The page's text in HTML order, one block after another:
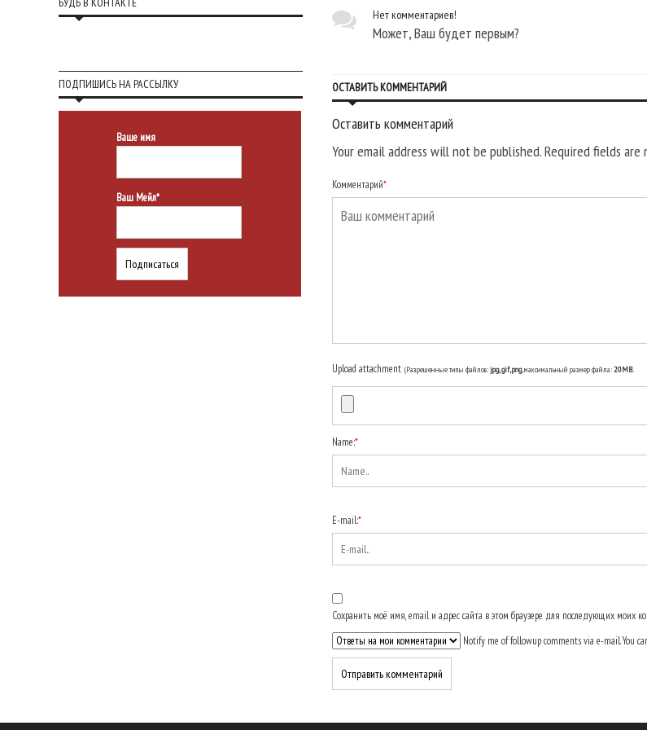
Нет комментариев!
Может, Ваш будет первым?
ОСТАВИТЬ КОММЕНТАРИЙ
Оставить комментарий
Your email address will not be published. Required fields are
Комментарий*
Upload attachment (Разрешенные типы файлов:jpg, gif, png, максимальный размер файла:20MB.
Name:*
E-mail:*
Сохранить моё имя, email и адрес сайта в этом браузере для последующих моих
Notify me of followup comments via e-mail. You
ПОДПИШИСЬ НА РАССЫЛКУ
Ваше имя
Ваш Мейл*